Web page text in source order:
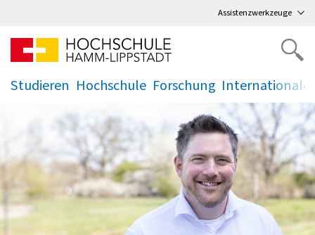
Assistenzwerkzeuge
Studieren Hochschule Forschung
.